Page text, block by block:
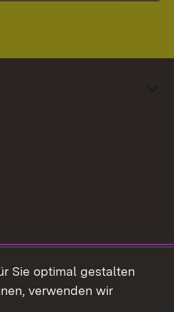
Sie optimal gestalten
verwenden wir